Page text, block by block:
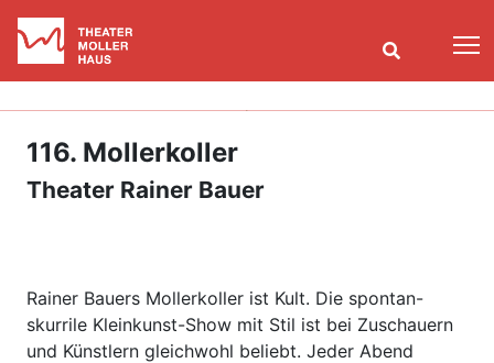
116. Mollerkoller
Theater Rainer Bauer
Rainer Bauers Mollerkoller ist Kult. Die spontan-
skurrile Kleinkunst-Show mit Stil ist bei Zuschauern
und Künstlern gleichwohl beliebt. Jeder Abend